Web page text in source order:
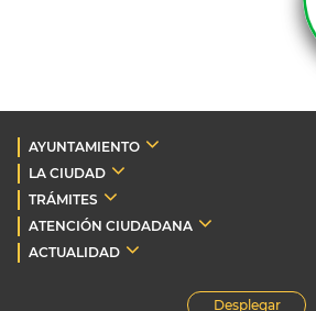
AYUNTAMIENTO
LA CIUDAD
TRÁMITES
ATENCIÓN CIUDADANA
ACTUALIDAD
Desplegar